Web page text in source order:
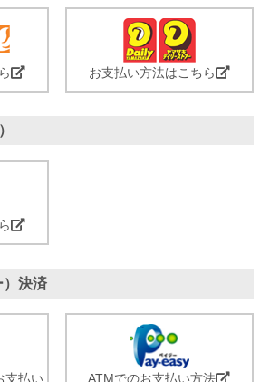
お支払い方法はこちら
決済
支払い
ATMでのお支払い方法